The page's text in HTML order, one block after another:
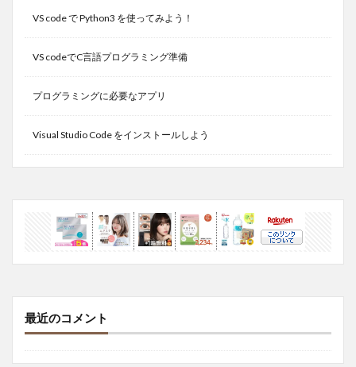
VS code で Python3 を使ってみよう！
VS codeでC言語プログラミング準備
プログラミングに必要なアプリ
Visual Studio Code をインストールしよう
最近のコメント